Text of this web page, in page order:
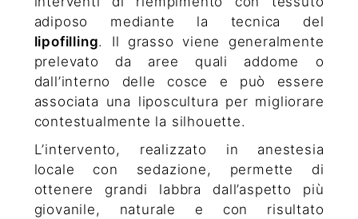
adiposo mediante la tecnica del
lipofilling. Il grasso viene generalmente
prelevato da aree quali addome o
dall’interno delle cosce e può essere
associata una liposcultura per migliorare
contestualmente la silhouette.
L’intervento, realizzato in anestesia
locale con sedazione, permette di
ottenere grandi labbra dall’aspetto più
giovanile, naturale e con risultato